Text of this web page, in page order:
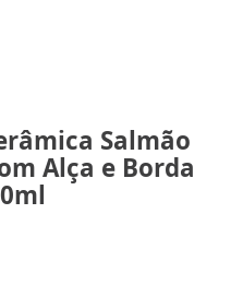
Salmão
Alça e Borda